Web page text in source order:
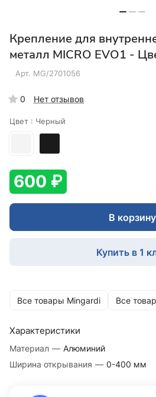
Крепление для
металл MICRO EVО1 -
Арт. MG/2701056
0 Нет отзывов
Цвет : Черный
600 ₽
В корзину
Купить в 1
Все товары Mingardi Все
Характеристики
Материал — Алюминий
Ширина открывания — 0-400 мм